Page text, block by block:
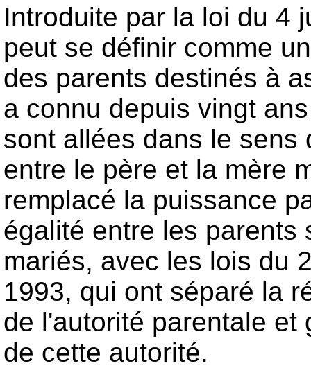
Introduite par la loi du 4
peut se définir comme
des parents destinés à
a connu depuis vingt
sont allées dans le sens
entre le père et la mère
remplacé la puissance
égalité entre les parents
mariés, avec les lois du
1993, qui ont séparé la
de l'autorité parentale et
de cette autorité.